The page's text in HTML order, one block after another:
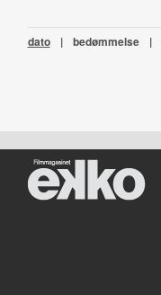
dato | bedømmelse |